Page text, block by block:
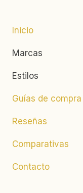
Inicio
Marcas
Estilos
Guías de compra
Reseñas
Comparativas
Contacto